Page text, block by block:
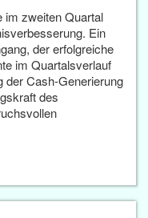
im zweiten Quartal
Ein
der erfolgreiche
im Quartalsverlauf
der Cash-Generierung
des